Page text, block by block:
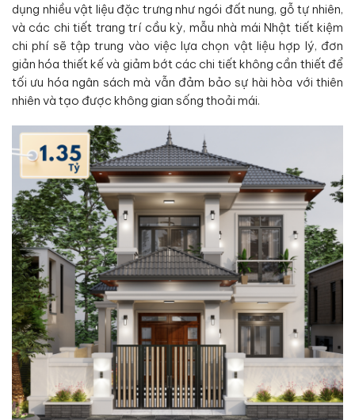
dụng nhiều vật liệu đặc trưng như ngói đất nung, gỗ tự nhiên,
và các chi tiết trang trí cầu kỳ, mẫu nhà mái Nhật tiết kiệm
chi phí sẽ tập trung vào việc lựa chọn vật liệu hợp lý, đơn
giản hóa thiết kế và giảm bớt các chi tiết không cần thiết để
tối ưu hóa ngân sách mà vẫn đảm bảo sự hài hòa với thiên
nhiên và tạo được không gian sống thoải mái.